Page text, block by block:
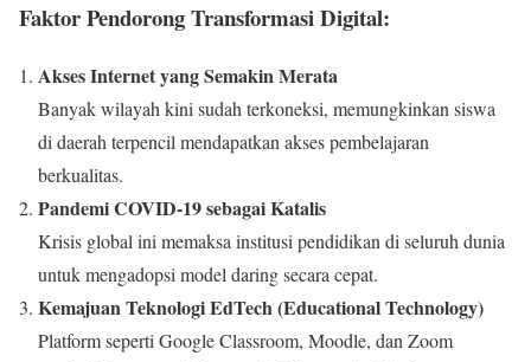
Faktor Pendorong Transformasi Digital:
Akses Internet yang Semakin Merata
Banyak wilayah kini sudah terkoneksi, memungkinkan siswa
di daerah terpencil mendapatkan akses pembelajaran
berkualitas.
Pandemi COVID-19 sebagai Katalis
Krisis global ini memaksa institusi pendidikan di seluruh dunia
untuk mengadopsi model daring secara cepat.
Kemajuan Teknologi EdTech (Educational Technology)
Platform seperti Google Classroom, Moodle, dan Zoom